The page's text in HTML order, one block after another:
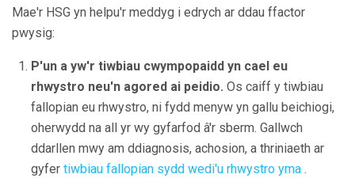
Mae'r HSG yn helpu'r meddyg i edrych ar ddau ffactor
pwysig:
P'un a yw'r tiwbiau cwympopaidd yn cael eu
rhwystro neu'n agored ai peidio. Os caiff y tiwbiau
fallopian eu rhwystro, ni fydd menyw yn gallu beichiogi,
oherwydd na all yr wy gyfarfod â'r sberm. Gallwch
ddarllen mwy am ddiagnosis, achosion, a thriniaeth ar
gyfer tiwbiau fallopian sydd wedi'u rhwystro yma .